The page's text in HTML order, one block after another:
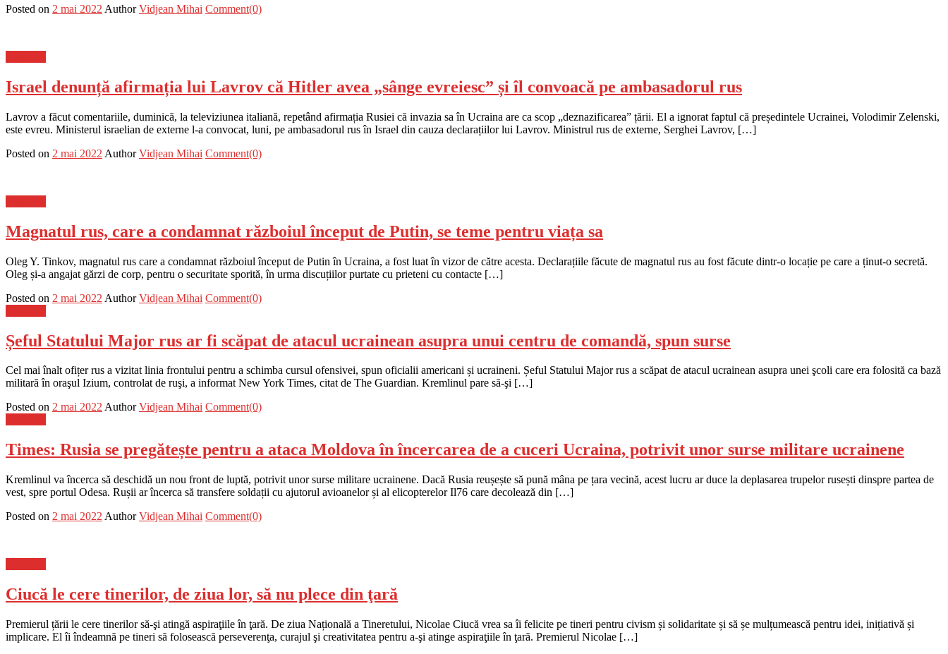
Posted on 2 mai 2022 Author Vidjean Mihai Comment(0)
Israel denunță afirmația lui Lavrov că Hitler avea „sânge evreiesc” și îl convoacă pe ambasadorul rus
Lavrov a făcut comentariile, duminică, la televiziunea italiană, repetând afirmația Rusiei că invazia sa în Ucraina are ca scop „deznazificarea” țării. El a ignorat faptul că președintele Ucrainei, Volodimir Zelenski,
este evreu. Ministerul israelian de externe l-a convocat, luni, pe ambasadorul rus în Israel din cauza declarațiilor lui Lavrov. Ministrul rus de externe, Serghei Lavrov, […]
Posted on 2 mai 2022 Author Vidjean Mihai Comment(0)
Magnatul rus, care a condamnat războiul început de Putin, se teme pentru viața sa
Oleg Y. Tinkov, magnatul rus care a condamnat războiul început de Putin în Ucraina, a fost luat în vizor de către acesta. Declarațiile făcute de magnatul rus au fost făcute dintr-o locație pe care a ținut-o secretă.
Oleg și-a angajat gărzi de corp, pentru o securitate sporită, în urma discuțiilor purtate cu prieteni cu contacte […]
Posted on 2 mai 2022 Author Vidjean Mihai Comment(0)
Șeful Statului Major rus ar fi scăpat de atacul ucrainean asupra unui centru de comandă, spun surse
Cel mai înalt ofițer rus a vizitat linia frontului pentru a schimba cursul ofensivei, spun oficialii americani și ucraineni. Șeful Statului Major rus a scăpat de atacul ucrainean asupra unei şcoli care era folosită ca bază
militară în oraşul Izium, controlat de ruşi, a informat New York Times, citat de The Guardian. Kremlinul pare să-şi […]
Posted on 2 mai 2022Author Vidjean Mihai Comment(0)
Times: Rusia se pregătește pentru a ataca Moldova în încercarea de a cuceri Ucraina, potrivit unor surse militare ucrainene
Kremlinul va încerca să deschidă un nou front de luptă, potrivit unor surse militare ucrainene. Dacă Rusia reușește să pună mâna pe țara vecină, acest lucru ar duce la deplasarea trupelor rusești dinspre partea de
vest, spre portul Odesa. Rușii ar încerca să transfere soldații cu ajutorul avioanelor și al elicopterelor Il76 care decolează din […]
Posted on 2 mai 2022 Author Vidjean Mihai Comment(0)
Ciucă le cere tinerilor, de ziua lor, să nu plece din ţară
Premierul țării le cere tinerilor să-şi atingă aspiraţiile în ţară. De ziua Națională a Tineretului, Nicolae Ciucă vrea sa îi felicite pe tineri pentru civism și solidaritate și să șe mulțumească pentru idei, inițiativă și
implicare. El îi îndeamnă pe tineri să folosească perseverenţa, curajul şi creativitatea pentru a-şi atinge aspiraţiile în ţară. Premierul Nicolae […]